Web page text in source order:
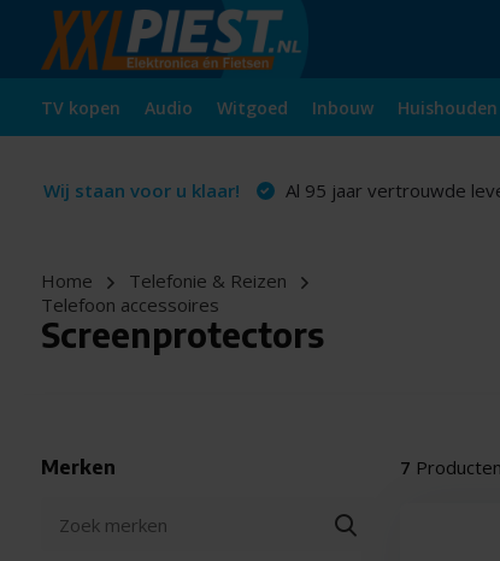
TV kopen Audio Witgoed Inbouw
Wij staan voor u klaar! Al 95 jaar vertrouwde
Home
Telefonie & Reizen
Telefoon accessoires
Screenprotectors
Merken 7 Producten